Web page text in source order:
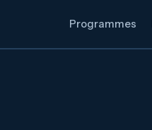
Programmes